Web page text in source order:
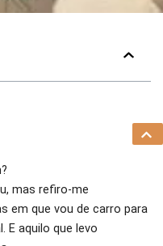
mas refiro-me
em que vou de carro para
E aquilo que levo